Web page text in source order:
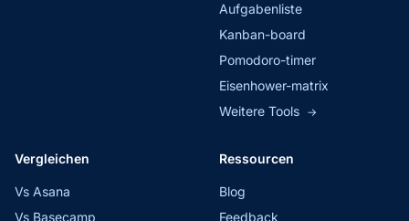
Aufgabenliste
Kanban-board
Pomodoro-timer
Eisenhower-matrix
Weitere Tools →
Vergleichen
Vs Asana
Vs Basecamp
Ressourcen
Blog
Feedback